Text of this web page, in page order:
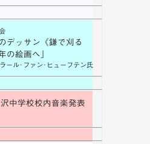
デッサン《鎌で刈る
の絵画へ」
ール･ファン･ヒューフテン氏
中学校校内音楽発表